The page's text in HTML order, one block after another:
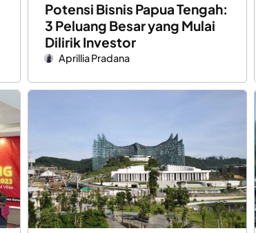
Potensi Bisnis Papua Tengah:
3 Peluang Besar yang Mulai
Dilirik Investor
Aprillia Pradana